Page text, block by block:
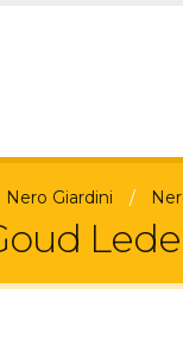
Nero Giardini